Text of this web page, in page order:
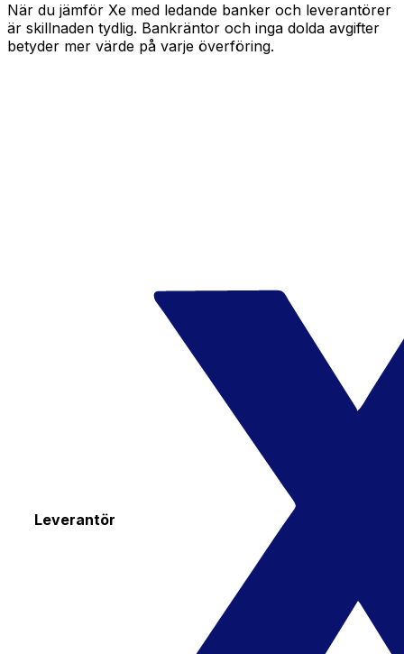
När du jämför Xe med ledande banker och leverantörer
är skillnaden tydlig. Bankräntor och inga dolda avgifter
betyder mer värde på varje överföring.
Leverantör